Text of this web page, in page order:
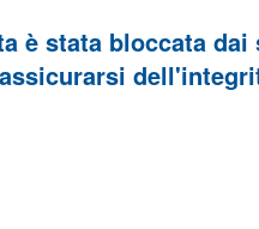
è stata bloccata